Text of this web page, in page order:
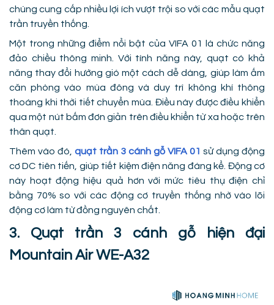
chúng cung cấp nhiều lợi ích vượt trội so với các mẫu quạt
trần truyền thống.
Một trong những điểm nổi bật của VIFA 01 là chức năng
đảo chiều thông minh. Với tính năng này, quạt có khả
năng thay đổi hướng gió một cách dễ dàng, giúp làm ấm
căn phòng vào mùa đông và duy trì không khí thông
thoáng khi thời tiết chuyển mùa. Điều này được điều khiển
qua một nút bấm đơn giản trên điều khiển từ xa hoặc trên
thân quạt.
Thêm vào đó, quạt trần 3 cánh gỗ VIFA 01 sử dụng động
cơ DC tiên tiến, giúp tiết kiệm điện năng đáng kể. Động cơ
này hoạt động hiệu quả hơn với mức tiêu thụ điện chỉ
bằng 70% so với các động cơ truyền thống nhờ vào lõi
động cơ làm từ đồng nguyên chất.
3. Quạt trần 3 cánh gỗ hiện đại
Mountain Air WE-A32